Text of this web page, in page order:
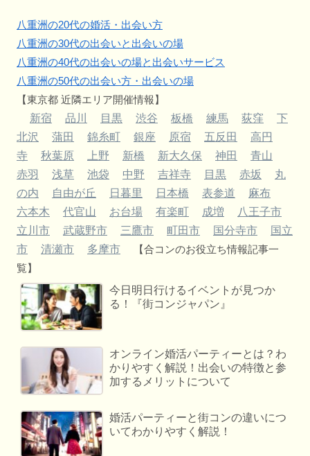
八重洲の20代の婚活・出会い方
八重洲の30代の出会いと出会いの場
八重洲の40代の出会いの場と出会いサービス
八重洲の50代の出会い方・出会いの場
【東京都 近隣エリア開催情報】
新宿
品川 目黒 渋谷 板橋 練馬 荻窪
下
北沢
蒲田 錦糸町 銀座 原宿 五反田
高円
寺
秋葉原 上野 新橋 新大久保 神田
青山
赤羽
浅草 池袋 中野 吉祥寺 目黒 赤坂
丸
の内
自由が丘 日暮里 日本橋 表参道
麻布
六本木
代官山 お台場 有楽町 成増
八王子市
立川市
武蔵野市 三鷹市 町田市 国分寺市
国立
市
清瀬市 多摩市
【合コンのお役立ち情報記事一
覧】
今日明日行けるイベントが見つか
る！『街コンジャパン』
オンライン婚活パーティーとは？わ
かりやすく解説！出会いの特徴と参
加するメリットについて
婚活パーティーと街コンの違いにつ
いてわかりやすく解説！